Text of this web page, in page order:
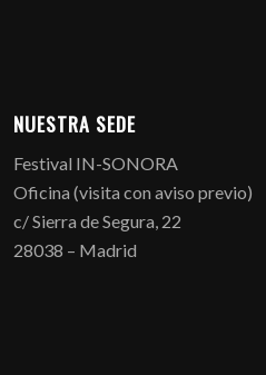
NUESTRA SEDE
Festival IN-SONORA
Oficina (visita con aviso previo)
c/ Sierra de Segura, 22
28038 – Madrid